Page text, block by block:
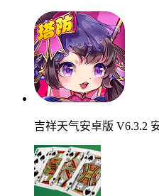
吉祥天气安卓版 V6.3.2